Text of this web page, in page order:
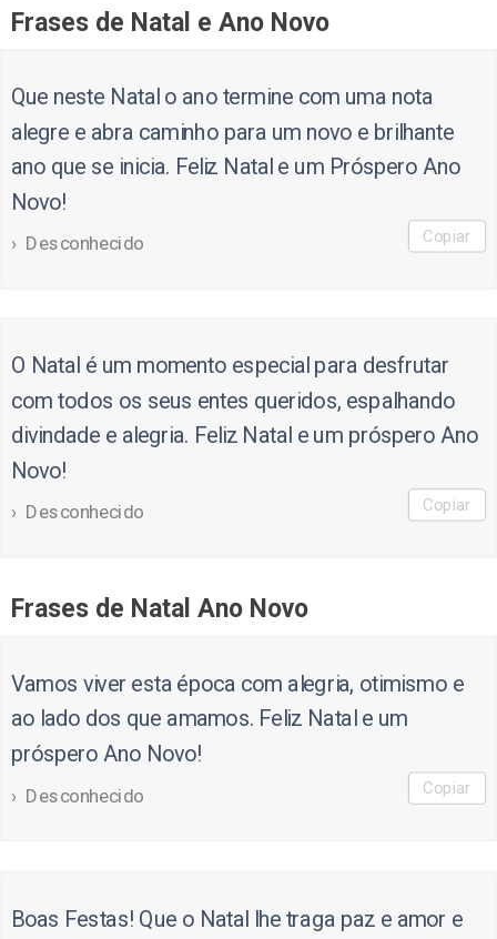
Frases de Natal e Ano Novo
Que neste Natal o ano termine com uma nota
alegre e abra caminho para um novo e brilhante
ano que se inicia. Feliz Natal e um Próspero Ano
Novo!
Desconhecido Copiar
O Natal é um momento especial para desfrutar
com todos os seus entes queridos, espalhando
divindade e alegria. Feliz Natal e um próspero Ano
Novo!
Desconhecido Copiar
Frases de Natal Ano Novo
Vamos viver esta época com alegria, otimismo e
ao lado dos que amamos. Feliz Natal e um
próspero Ano Novo!
Desconhecido Copiar
Boas Festas! Que o Natal lhe traga paz e amor e